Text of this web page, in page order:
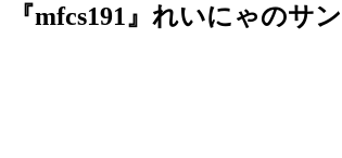
『mfcs191』れいにゃのサ